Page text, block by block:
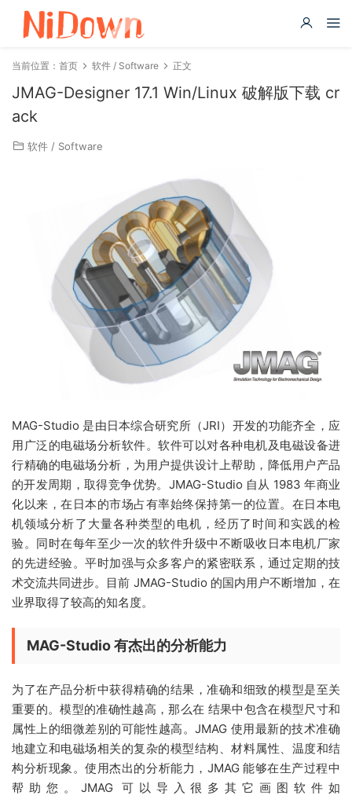
当前位置： 首页 软件 / Software 正文
JMAG-Designer 17.1 Win/Linux 破解版下载 cr
ack
软件 / Software
MAG-Studio 是由日本综合研究所（JRI）开发的功能齐全，应
用广泛的电磁场分析软件。软件可以对各种电机及电磁设备进
行精确的电磁场分析，为用户提供设计上帮助，降低用户产品
的开发周期，取得竞争优势。JMAG-Studio 自从 1983 年商业
化以来，在日本的市场占有率始终保持第一的位置。在日本电
机领域分析了大量各种类型的电机，经历了时间和实践的检
验。同时在每年至少一次的软件升级中不断吸收日本电机厂家
的先进经验。平时加强与众多客户的紧密联系，通过定期的技
术交流共同进步。目前 JMAG-Studio 的国内用户不断增加，在
业界取得了较高的知名度。
MAG-Studio 有杰出的分析能力
为了在产品分析中获得精确的结果，准确和细致的模型是至关
重要的。模型的准确性越高，那么在 结果中包含在模型尺寸和
属性上的细微差别的可能性越高。JMAG 使用最新的技术准确
地建立和电磁场相关的复杂的模型结构、材料属性、温度和结
构分析现象。使用杰出的分析能力，JMAG 能够在生产过程中
帮助您。JMAG 可以导入很多其它画图软件如